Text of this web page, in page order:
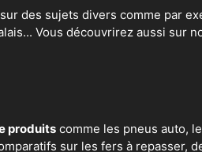
des sujets divers comme par
Vous découvrirez aussi sur
produits comme les pneus auto,
sur les fers à repasser,